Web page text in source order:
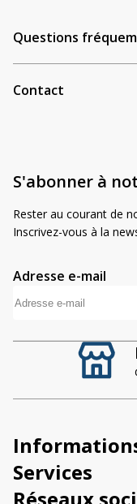
Questions
Contact
S'abonner à
Rester au courant de
Inscrivez-vous à la
Adresse e-mail
A
t
v
e
Services